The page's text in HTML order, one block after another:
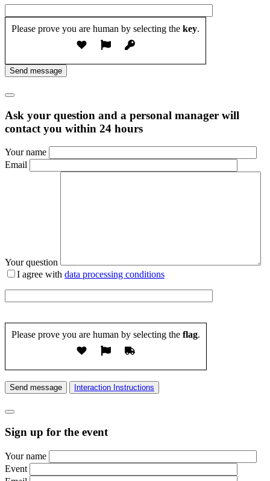
Please prove you are human by selecting the key.
Send message
Ask your question and a personal manager will
contact you within 24 hours
Your name
Email
Your question
I agree with data processing conditions
Please prove you are human by selecting the flag.
Send message Interaction Instructions
Sign up for the event
Your name
Event